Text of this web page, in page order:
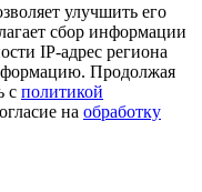
улучшить его
сбор информации
IP-адрес региона
Продолжая
с политикой
на обработку